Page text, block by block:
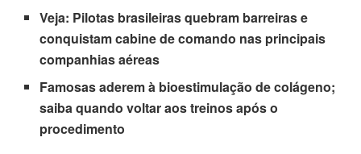
panel
Panel
Panel
Veja: Pilotas brasileiras quebram barreiras e
conquistam cabine de comando nas principais
companhias aéreas
Famosas aderem à bioestimulação de colágeno;
saiba quando voltar aos treinos após o
procedimento